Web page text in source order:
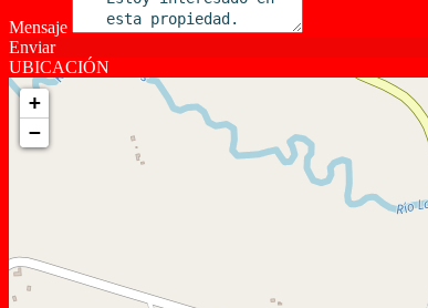
Mensaje
Enviar
UBICACIÓN
+
−